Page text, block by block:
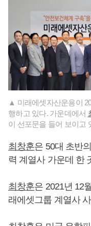
▲ 미래에셋자산운용이
행하고 있다. 가운데에서
이 선포문을 들어 보이고
최창훈은 50대 초반
력 계열사 가운데 한
최창훈은 2021년 12
래에셋그룹 계열사